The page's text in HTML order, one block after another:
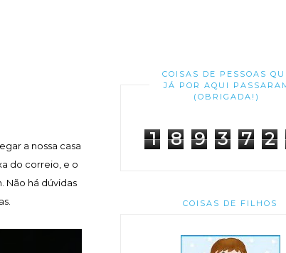
a nossa casa
do correio, e o
Não há dúvidas
COISAS DE PESSOAS
JÁ POR AQUI
(OBRIGADA!)
1 8 9 3 7 2
COISAS DE FILHOS